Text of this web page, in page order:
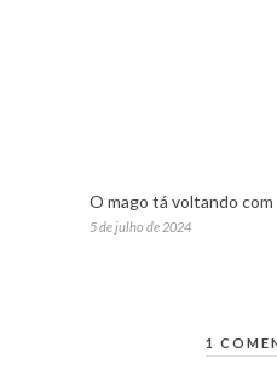
O mago tá voltando
5 de julho de 2024
1